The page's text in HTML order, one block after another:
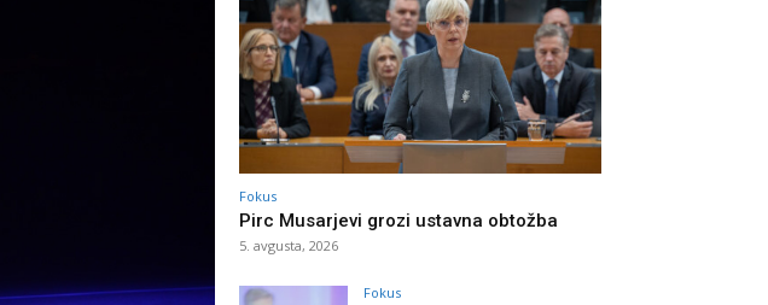
Fokus
Pirc Musarjevi grozi ustavna obtožba
5. avgusta, 2026
Fokus